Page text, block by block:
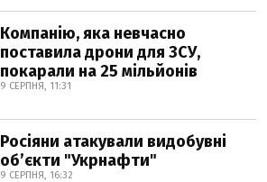
Компанію, яка невчасно
поставила дрони для ЗСУ,
покарали на 25 мільйонів
9 СЕРПНЯ, 11:31
Росіяни атакували видобувні
обʼєкти "Укрнафти"
9 СЕРПНЯ, 16:32